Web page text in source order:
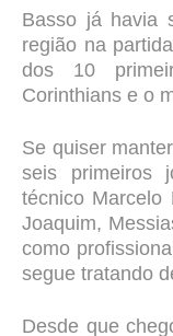
Basso já havia
região na
dos 10
Corinthians e o
Se quiser
seis primeiros
técnico Marcelo
Joaquim,
como
segue tratando
Desde que